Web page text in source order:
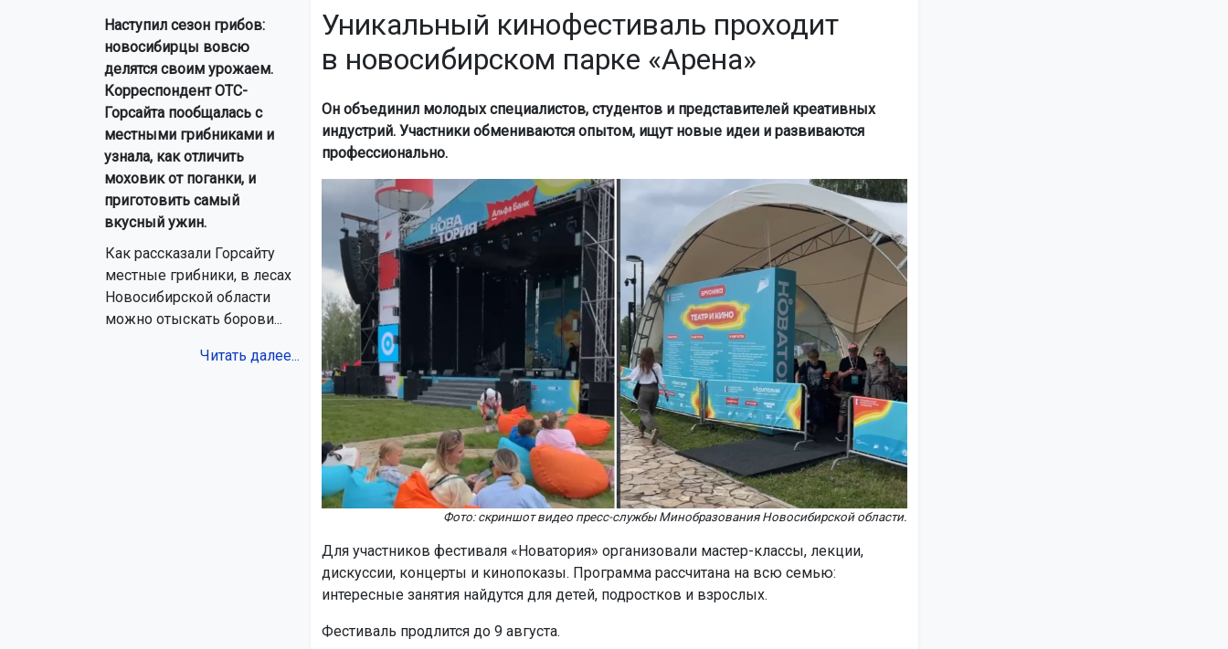
Наступил сезон грибов:
новосибирцы вовсю
делятся своим урожаем.
Корреспондент ОТС-
Горсайта пообщалась с
местными грибниками и
узнала, как отличить
моховик от поганки, и
приготовить самый
вкусный ужин.
Как рассказали Горсайту
местные грибники, в лесах
Новосибирской области
можно отыскать борови...
Читать далее...
Уникальный кинофестиваль проходит
в новосибирском парке «Арена»
Он объединил молодых специалистов, студентов и представителей креативных
индустрий. Участники обмениваются опытом, ищут новые идеи и развиваются
профессионально.
Фото: скриншот видео пресс-службы Минобразования Новосибирской области.
Для участников фестиваля «Новатория» организовали мастер-классы, лекции,
дискуссии, концерты и кинопоказы. Программа рассчитана на всю семью:
интересные занятия найдутся для детей, подростков и взрослых.
Фестиваль продлится до 9 августа.